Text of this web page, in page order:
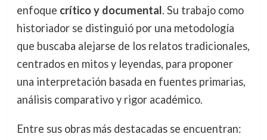
enfoque crítico y documental. Su trabajo como
historiador se distinguió por una metodología
que buscaba alejarse de los relatos tradicionales,
centrados en mitos y leyendas, para proponer
una interpretación basada en fuentes primarias,
análisis comparativo y rigor académico.
Entre sus obras más destacadas se encuentran: